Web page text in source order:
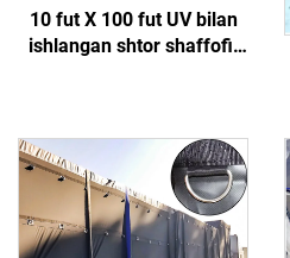
10 fut X 100 fut UV bilan
ishlangan shtor shaffofi,
etilen matosidan yasalgan